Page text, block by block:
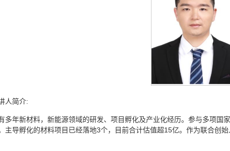
人简介:
多年新材料，新能源领域的研发、项目孵化及产业化经历。参与多项国
主导孵化的材料项目已经落地3个，目前合计估值超15亿。作为联合创始